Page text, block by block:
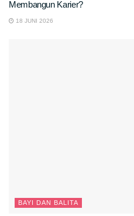
Membangun Karier?
18 JUNI 2026
BAYI DAN BALITA